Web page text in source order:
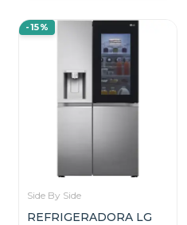
-15%
Side By Side
REFRIGERADORA LG